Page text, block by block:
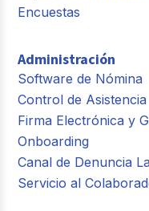
Encuestas
Administración
Software de Nómina
Control de Asistencia
Firma Electrónica y
Onboarding
Canal de Denuncia
Servicio al